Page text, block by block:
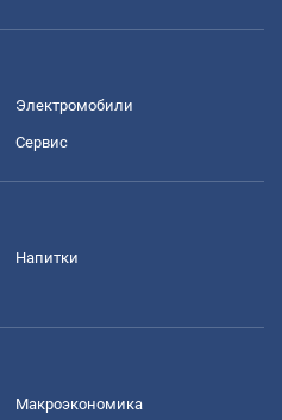
Электромобили
Сервис
Напитки
Mакроэкономика